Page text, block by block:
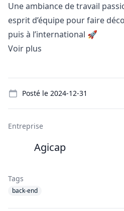
Une ambiance de travail
esprit d’équipe pour faire
puis à l’international 🚀
Voir plus
Posté le 2024-12-31
Entreprise
Agicap
Tags
back-end